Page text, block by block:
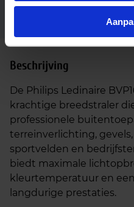
70W
Beschrijving
De Philips Ledinaire
krachtige breedstraler
professionele
terreinverlichting,
sportvelden en
biedt maximale
kleurtemperatuur en
langdurige prestaties.